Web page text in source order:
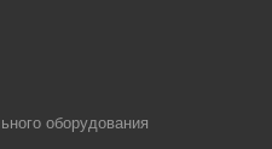
оборудования